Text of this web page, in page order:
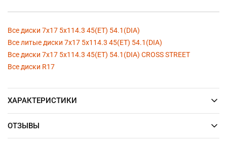
Все диски 7x17 5x114.3 45(ET) 54.1(DIA)
Все литые диски 7x17 5x114.3 45(ET) 54.1(DIA)
Все диски 7x17 5x114.3 45(ET) 54.1(DIA) CROSS STREET
Все диски R17
ХАРАКТЕРИСТИКИ
ОТЗЫВЫ